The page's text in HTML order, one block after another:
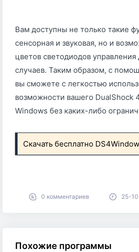
Вам доступны не только такие
сенсорная и звуковая, но и
цветов светодиодов
случаев. Таким образом, с
вы сможете с легкостью
возможности вашего DualShock
Windows без каких-либо
Скачать бесплатно
0 комментариев 25-
Похожие программы